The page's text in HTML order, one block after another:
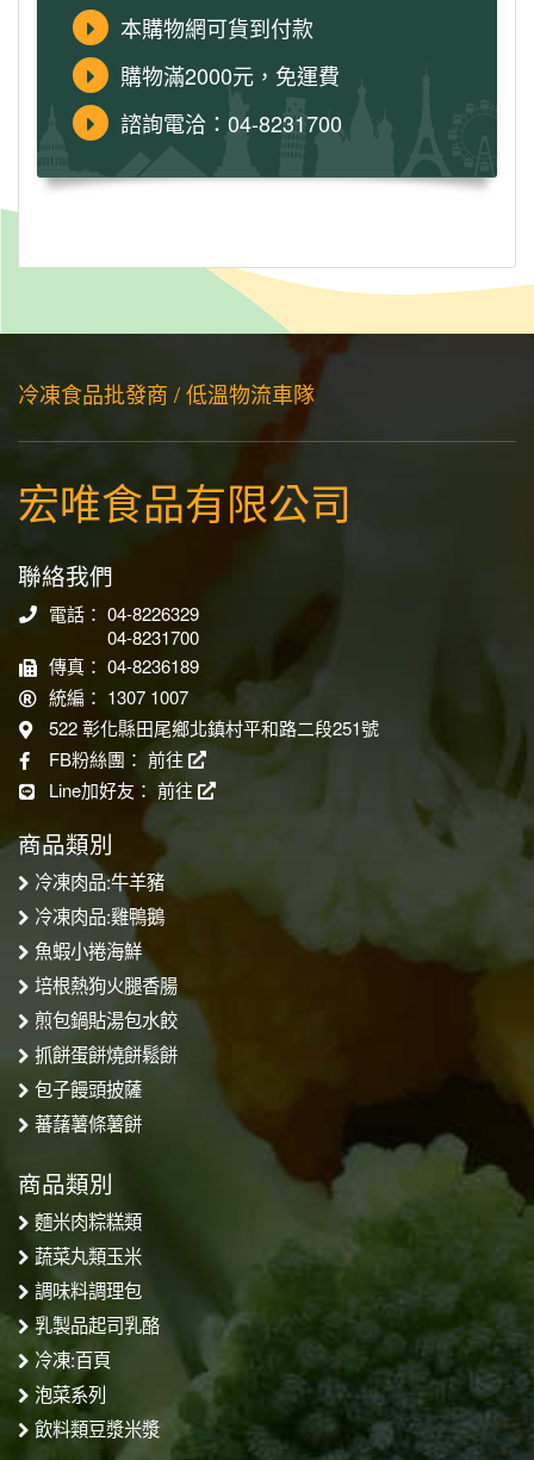
本購物網可貨到付款
購物滿2000元，免運費
諮詢電洽：04-8231700
冷凍食品批發商 / 低溫物流車隊
宏唯食品有限公司
聯絡我們
電話： 04-8226329
04-8231700
傳真： 04-8236189
統編： 1307 1007
522 彰化縣田尾鄉北鎮村平和路二段251號
FB粉絲團： 前往
Line加好友： 前往
商品類別
冷凍肉品:牛羊豬
冷凍肉品:雞鴨鵝
魚蝦小捲海鮮
培根熱狗火腿香腸
煎包鍋貼湯包水餃
抓餅蛋餅燒餅鬆餅
包子饅頭披薩
蕃藷薯條薯餅
商品類別
麵米肉粽糕類
蔬菜丸類玉米
調味料調理包
乳製品起司乳酪
冷凍:百頁
泡菜系列
飲料類豆漿米漿